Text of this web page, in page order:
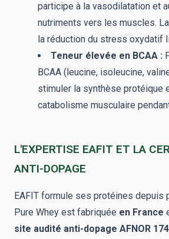
participe à la vasodilatation et
nutriments vers les muscles.
la réduction du stress oxydatif
Teneur élevée en BCAA :
BCAA (leucine, isoleucine,
stimuler la synthèse protéique
catabolisme musculaire
L'EXPERTISE EAFIT ET LA
ANTI-DOPAGE
EAFIT formule ses protéines depuis
Pure Whey est fabriquée en France
site audité anti-dopage AFNOR